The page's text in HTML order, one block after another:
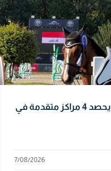
فارس عراقي يحصد 4 مراكز متقدمة في
7/08/2026